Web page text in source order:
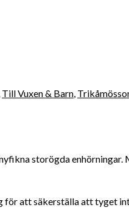
Till Vuxen & Barn,
storögda
att säkerställa att tyget